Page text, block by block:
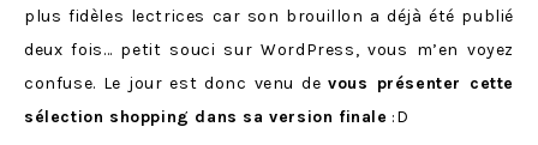
plus fidèles lectrices car son brouillon a déjà été publié
deux fois… petit souci sur WordPress, vous m’en voyez
confuse. Le jour est donc venu devous présenter cette
sélection shopping dans sa version finale :D